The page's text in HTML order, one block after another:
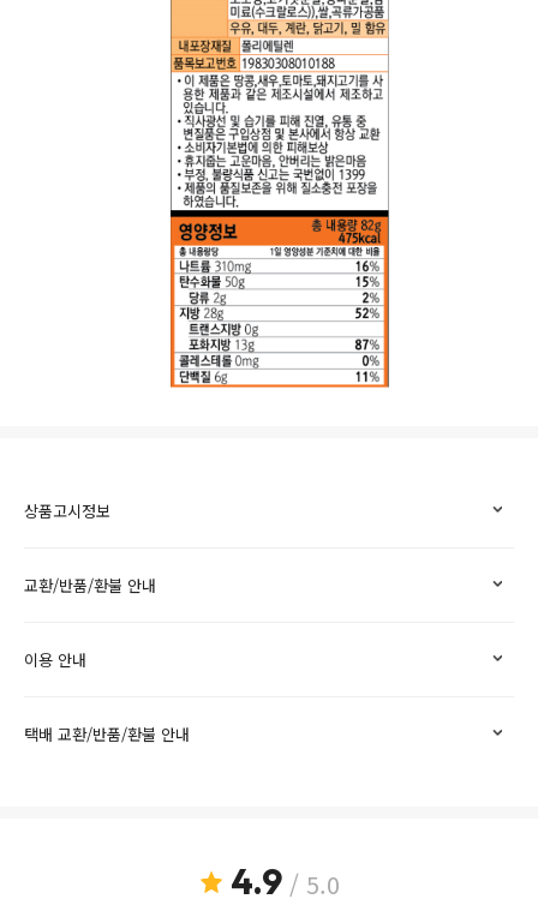
상품고시정보
교환/반품/환불 안내
이용 안내
택배 교환/반품/환불 안내
4.9/ 5.0